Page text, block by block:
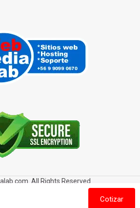
All Rights Reserved
Política de privacidad
Política de Cookies
Cotizar